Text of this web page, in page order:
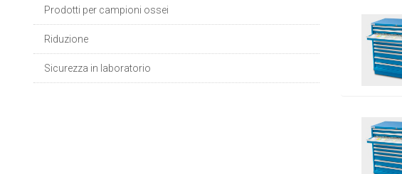
Prodotti per campioni ossei
Riduzione
Sicurezza in laboratorio